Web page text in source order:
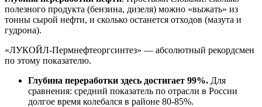
полезного продукта (бензина, дизеля) можно «выжать» из
тонны сырой нефти, и сколько останется отходов (мазута и
гудрона).
«ЛУКОЙЛ-Пермнефтеоргсинтез» — абсолютный рекордсмен
по этому показателю.
Глубина переработки здесь достигает 99%. Для
сравнения: средний показатель по отрасли в России
долгое время колебался в районе 80-85%.